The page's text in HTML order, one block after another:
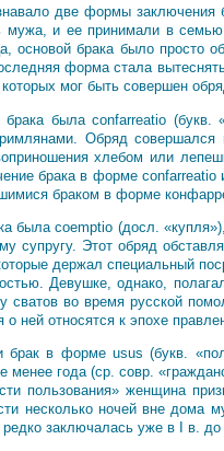
две формы заключения
мужа, и ее принимали в
основой брака было просто
форма стала
мог быть совершен
была confarreatio
римлянами. Обряд
хлебом или
брака в форме
браком в форме
была coemptio (досл.
супругу. Этот обряд
держал специальный
Девушке, однако,
сватов во время русской
ней относятся к эпохе
брак в форме usus (букв.
менее года (ср. совр.
пользования» женщина
несколько ночей вне дома
редко заключалась уже в I в.